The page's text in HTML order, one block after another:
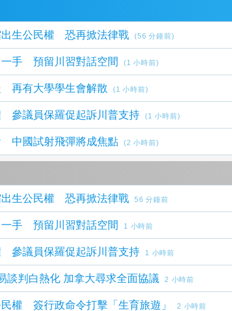
出生公民權 恐再掀法律戰 (56 分鐘前)
手 預留川習對話空間 (1 小時前)
再有大學學生會解散 (1 小時前)
參議員保羅促起訴川普支持 (1 小時前)
中國試射飛彈將成焦點 (2 小時前)
出生公民權 恐再掀法律戰 56 分鐘前
手 預留川習對話空間 1 小時前
參議員保羅促起訴川普支持 1 小時前
談判白熱化 加拿大尋求全面協議 2 小時前
權 簽行政命令打擊「生育旅遊」 2 小時前